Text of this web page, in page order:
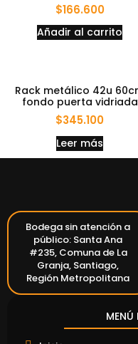
$166.600
Añadir al carrito
Rack metálico 42u
fondo puerta vidriada
$345.100
Leer más
Bodega sin atención a
público: Santa Ana
#235, Comuna de La
Granja, Santiago,
Región Metropolitana